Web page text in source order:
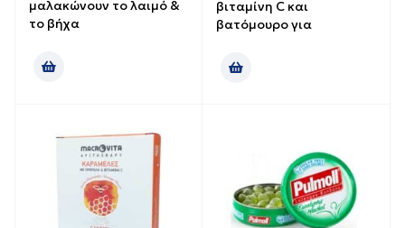
μαλακώνουν το λαιμό &
το βήχα
βιταμίνη C και
βατόμουρο για